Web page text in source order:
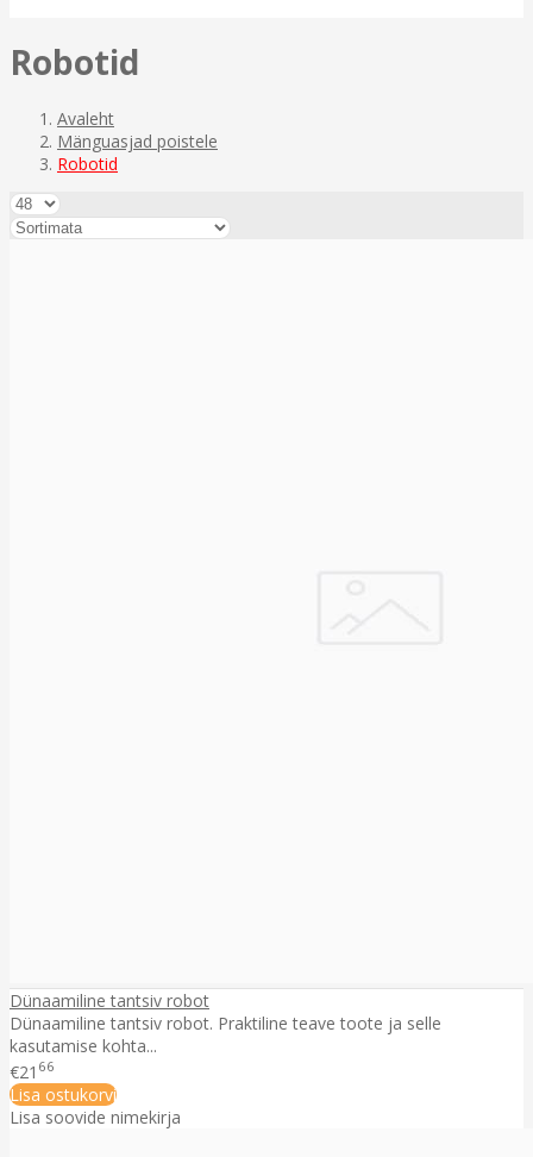
Robotid
Avaleht
Mänguasjad poistele
Robotid
Dünaamiline tantsiv robot
Dünaamiline tantsiv robot. Praktiline teave toote ja selle
kasutamise kohta...
€21 66
Lisa ostukorvi
Lisa soovide nimekirja